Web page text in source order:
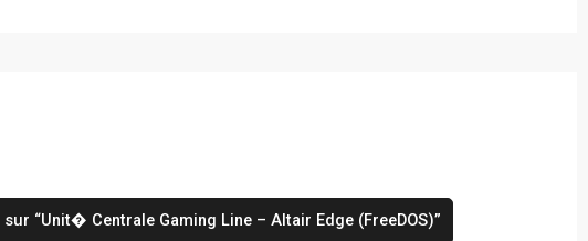
“Unit� Centrale Gaming Line – Altair Edge (FreeDOS)”